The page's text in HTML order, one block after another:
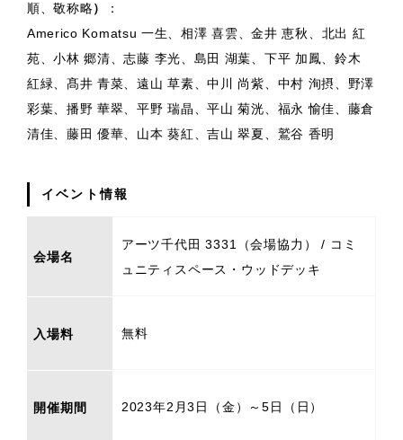
順、敬称略）
：
Americo Komatsu 一生、相澤 喜雲、金井 恵秋、北出 紅
苑、小林 郷清、志藤 李光、島田 湖葉、下平 加鳳、鈴木
紅緑、髙井 青菜、遠山 草素、中川 尚紫、中村 洵摂、野澤
彩葉、播野 華翠、平野 瑞晶、平山 菊洸、福永 愉佳、藤倉
清佳、藤田 優華、山本 葵紅、吉山 翠夏、鷲谷 香明
イベント情報
会場名
アーツ千代田 3331（会場協力） / コミ
ュニティスペース・ウッドデッキ
入場料 無料
開催期間 2023年2月3日（金）～5日（日）